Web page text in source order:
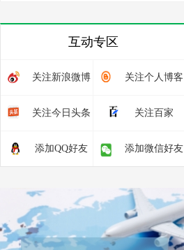
互动专区
关注新浪微博 关注个人博客
关注今日头条 关注百家
添加QQ好友 添加微信好友